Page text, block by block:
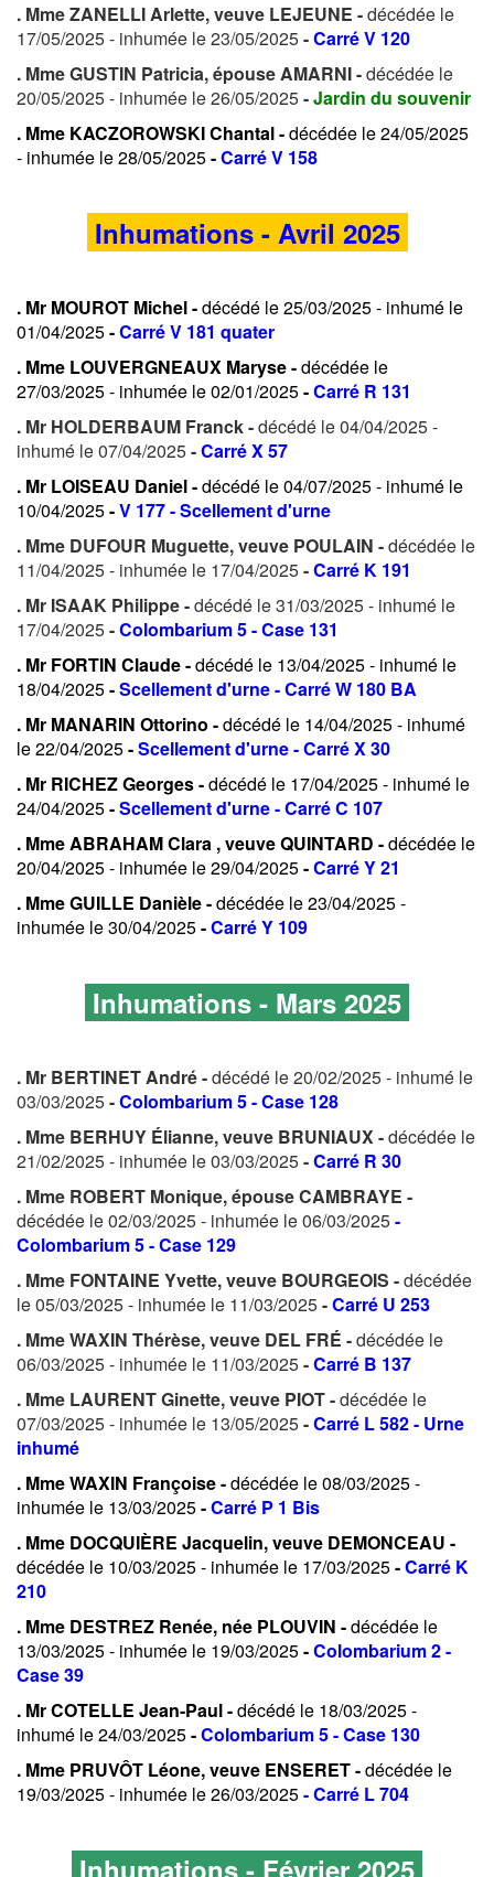
. Mme ZANELLI Arlette, veuve LEJEUNE -décédée le
17/05/2025 - inhumée le 23/05/2025-Carré V 120
. Mme GUSTIN Patricia, épouse AMARNI -décédée le
20/05/2025 - inhumée le 26/05/2025-Jardin du souvenir
. Mme KACZOROWSKI Chantal -décédée le 24/05/2025
- inhumée le 28/05/2025-Carré V 158
Inhumations - Avril 2025
. Mr MOUROT Michel -décédé le 25/03/2025 - inhumé le
01/04/2025-Carré V 181 quater
. Mme LOUVERGNEAUX Maryse -décédée le
27/03/2025 - inhumée le 02/01/2025-Carré R 131
. Mr HOLDERBAUM Franck -décédé le 04/04/2025 -
inhumé le 07/04/2025-Carré X 57
. Mr LOISEAU Daniel -décédé le 04/07/2025 - inhumé le
10/04/2025-V 177 - Scellement d'urne
. Mme DUFOUR Muguette, veuve POULAIN -décédée le
11/04/2025 - inhumée le 17/04/2025-Carré K 191
. Mr ISAAK Philippe -décédé le 31/03/2025 - inhumé le
17/04/2025-Colombarium 5 - Case 131
. Mr FORTIN Claude -décédé le 13/04/2025 - inhumé le
18/04/2025-Scellement d'urne - Carré W 180 BA
. Mr MANARIN Ottorino -décédé le 14/04/2025 - inhumé
le 22/04/2025-Scellement d'urne - Carré X 30
. Mr RICHEZ Georges -décédé le 17/04/2025 - inhumé le
24/04/2025-Scellement d'urne - Carré C 107
. Mme ABRAHAM Clara , veuve QUINTARD -décédée le
20/04/2025 - inhumée le 29/04/2025-Carré Y 21
. Mme GUILLE Danièle -décédée le 23/04/2025 -
inhumée le 30/04/2025-Carré Y 109
Inhumations - Mars 2025
. Mr BERTINET André -décédé le 20/02/2025 - inhumé le
03/03/2025-Colombarium 5 - Case 128
. Mme BERHUY Élianne, veuve BRUNIAUX -décédée le
21/02/2025 - inhumée le 03/03/2025-Carré R 30
. Mme ROBERT Monique, épouse CAMBRAYE -
décédée le 02/03/2025 - inhumée le 06/03/2025-
Colombarium 5 - Case 129
. Mme FONTAINE Yvette, veuve BOURGEOIS -décédée
le 05/03/2025 - inhumée le 11/03/2025-Carré U 253
. Mme WAXIN Thérèse, veuve DEL FRÉ -décédée le
06/03/2025 - inhumée le 11/03/2025-Carré B 137
. Mme LAURENT Ginette, veuve PIOT -décédée le
07/03/2025 - inhumée le 13/05/2025-Carré L 582 - Urne
inhumé
. Mme WAXIN Françoise -décédée le 08/03/2025 -
inhumée le 13/03/2025-Carré P 1 Bis
. Mme DOCQUIÈRE Jacquelin, veuve DEMONCEAU -
décédée le 10/03/2025 - inhumée le 17/03/2025-Carré K
210
. Mme DESTREZ Renée, née PLOUVIN -décédée le
13/03/2025 - inhumée le 19/03/2025-Colombarium 2 -
Case 39
. Mr COTELLE Jean-Paul -décédé le 18/03/2025 -
inhumé le 24/03/2025-Colombarium 5 - Case 130
. Mme PRUVÔT Léone, veuve ENSERET -décédée le
19/03/2025 - inhumée le 26/03/2025- Carré L 704
Inhumations - Février 2025